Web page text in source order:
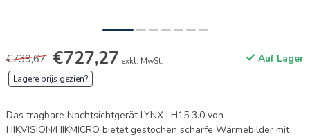
€739,67 €727,27 exkl. MwSt. Auf Lager
Lagere prijs gezien?
Das tragbare Nachtsichtgerät LYNX LH15 3.0 von
HIKVISION/HIKMICRO bietet gestochen scharfe Wärmebilder mit